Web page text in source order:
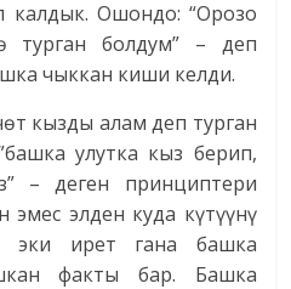
калдык. Ошондо: “Орозо
турган болдум” – деп
чыккан киши келди.
кызды алам деп турган
улутка кыз берип,
– деген принциптери
эмес элден куда күтүүнү
эки ирет гана башка
факты бар. Башка